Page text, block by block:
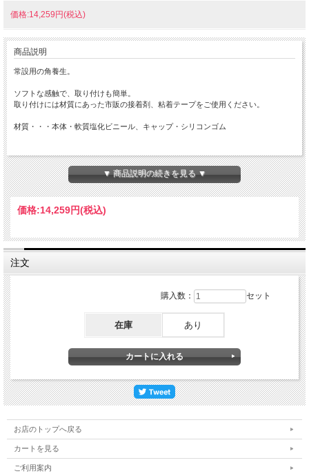
価格:14,259円(税込)
商品説明
常設用の角養生。
ソフトな感触で、取り付けも簡単。
取り付けには材質にあった市販の接着剤、粘着テープをご使用ください。
材質・・・本体・軟質塩化ビニール、キャップ・シリコンゴム
出隅、角の養生に！
※キャップは別売りオプションです。
▼ 商品説明の続きを見る ▼
価格:14,259円(税込)
注文
購入数： セット
在庫 あり
お店のトップへ戻る
カートを見る
ご利用案内